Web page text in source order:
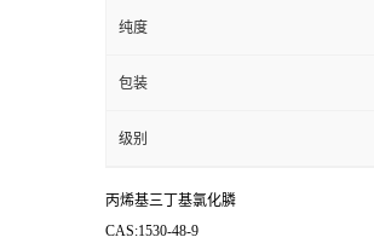
纯度
包装
级别
丙烯基三丁基氯化膦
CAS:1530-48-9